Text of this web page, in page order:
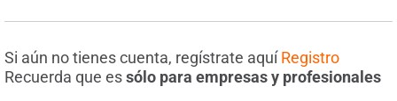
Si aún no tienes cuenta, regístrate aquíRegistro
Recuerda que essólo para empresas y profesionales